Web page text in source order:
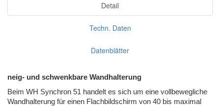
Detail
Techn. Daten
Datenblätter
neig- und schwenkbare Wandhalterung
Beim WH Synchron 51 handelt es sich um eine vollbewegliche
Wandhalterung für einen Flachbildschirm von 40 bis maximal